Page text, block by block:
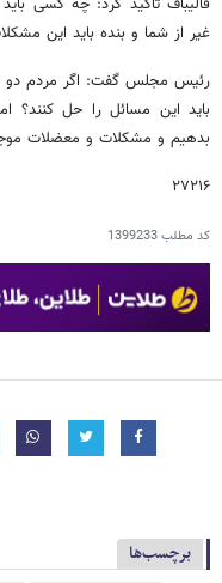
غیر از شما و بنده باید این
رئیس مجلس گفت: اگر مردم دو
باید این مسائل را حل
بدهیم و مشکلات و معضلات
۲۷۲۱۶
کد مطلب1399233
برچسب‌ها